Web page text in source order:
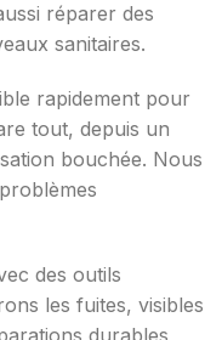
réparer des
sanitaires.
rapidement pour
tout, depuis un
bouchée. Nous
des outils
les fuites, visibles